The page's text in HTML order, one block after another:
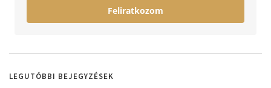
Feliratkozom
LEGUTÓBBI BEJEGYZÉSEK